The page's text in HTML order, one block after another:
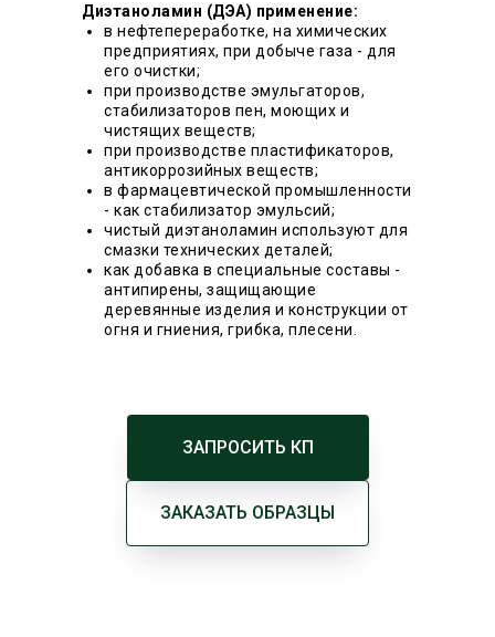
Диэтаноламин (ДЭА) применение:
в нефтепереработке, на химических
предприятиях, при добыче газа - для
его очистки;
при производстве эмульгаторов,
стабилизаторов пен, моющих и
чистящих веществ;
при производстве пластификаторов,
антикоррозийных веществ;
в фармацевтической промышленности
- как стабилизатор эмульсий;
чистый диэтаноламин используют для
смазки технических деталей;
как добавка в специальные составы -
антипирены, защищающие
деревянные изделия и конструкции от
огня и гниения, грибка, плесени.
ЗАПРОСИТЬ КП
ЗАКАЗАТЬ ОБРАЗЦЫ